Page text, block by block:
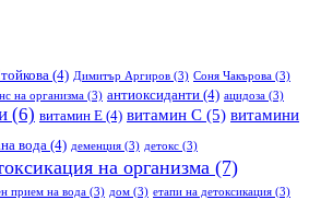
(4) Димитър Аргиров (3) Соня Чакърова (3)
на организма (3) антиоксиданти (4) ацидоза (3)
(6) витамин Е (4) витамин С (5) витамини
вода (4) деменция (3) детокс (3)
на организма (7)
прием на вода (3) дом (3) етапи на детоксикация (3)